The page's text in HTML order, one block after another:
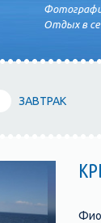
Отдых в
ЗАВТРАК